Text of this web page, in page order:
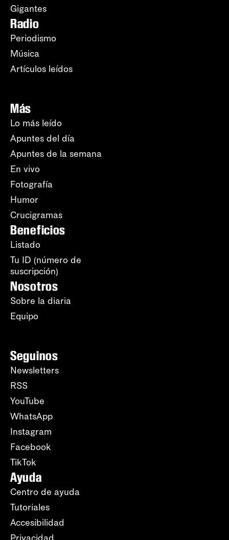
Gigantes
Radio
Periodismo
Música
Artículos leídos
Más
Lo más leído
Apuntes del día
Apuntes de la semana
En vivo
Fotografía
Humor
Crucigramas
Beneficios
Listado
Tu ID (número de
suscripción)
Nosotros
Sobre la diaria
Equipo
Seguinos
Newsletters
RSS
YouTube
WhatsApp
Instagram
Facebook
TikTok
Ayuda
Centro de ayuda
Tutoriales
Accesibilidad